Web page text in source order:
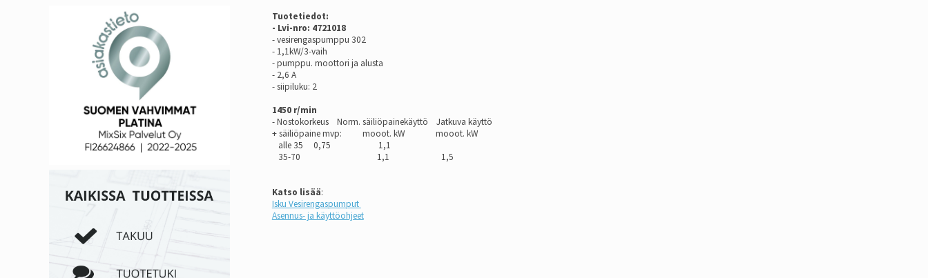
Tuotetiedot:
- Lvi-nro: 4721018
- vesirengaspumppu 302
- 1,1kW/3-vaih
- pumppu. moottori ja alusta
- 2,6 A
- siipiluku: 2
1450 r/min
- Nostokorkeus Norm. säiliöpainekäyttö Jatkuva käyttö
+ säiliöpaine mvp: mooot. kW mooot. kW
alle 35
0,75 1,1
35-70 1,1 1,5
Katso lisää:
Isku Vesirengaspumput
Asennus- ja käyttöohjeet